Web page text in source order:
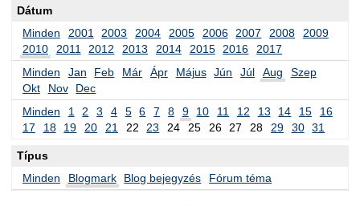
Dátum
Minden
2001 2003 2004 2005 2006 2007 2008
2009
2010
2011 2012 2013 2014 2015 2016
2017
Minden
Jan Feb Már Ápr Május Jún Júl Aug
Szep
Okt
Nov
Dec
Minden
1 2 3 4 5 6 7 8 9 10 11 12 13 14 15
16
17
18 19 20 21 22 23 24 25 26 27 28 29 30 31
Típus
Minden
Blogmark Blog bejegyzés Fórum téma